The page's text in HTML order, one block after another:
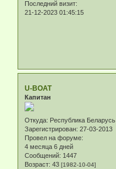
Последний визит:
21-12-2023 01:45:15
U-BOAT
Капитан
Откуда: Республика Беларусь
Зарегистрирован: 27-03-2013
Провел на форуме:
4 месяца 6 дней
Сообщений: 1447
Возраст: 43 [1982-10-04]